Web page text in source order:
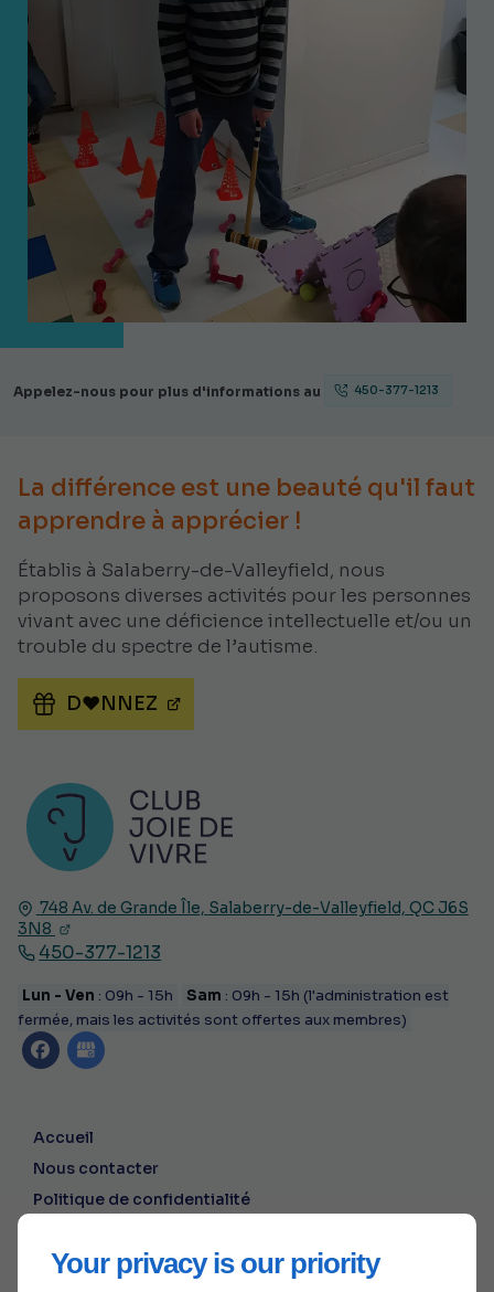
Your privacy is our priority
Appelez-nous pour plus d'informations au 450-377-1213
748 Av. de Grande Île, Salaberry-de-Valleyfield, QC J6S
3N8
450-377-1213
Lun - Ven : 09h - 15h Sam : 09h - 15h (l'administration est
fermée, mais les activités sont offertes aux membres)
Accueil
Nous contacter
Politique de confidentialité
La différence est une beauté qu'il faut
apprendre à apprécier !
Établis à Salaberry-de-Valleyfield, nous
proposons diverses activités pour les personnes
vivant avec une déficience intellectuelle et/ou un
trouble du spectre de l’autisme.
D♥NNEZ